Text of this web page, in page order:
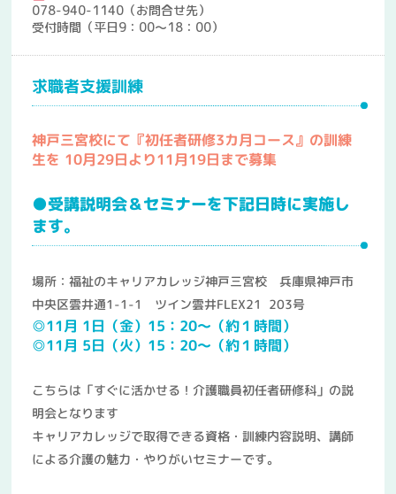
078-940-1140（お問合せ先）
受付時間（平日9：00～18：00）
求職者支援訓練
神戸三宮校にて『初任者研修3カ月コース』の訓練
生を 10月29日より11月19日まで募集
●受講説明会＆セミナーを下記日時に実施し
ます。
場所：福祉のキャリアカレッジ神戸三宮校 兵庫県神戸市
中央区雲井通1-1-1 ツイン雲井FLEX21 203号
◎11月 1日（金）15：20～（約１時間）
◎11月 5日（火）15：20～（約１時間）
こちらは「すぐに活かせる！介護職員初任者研修科」の説
明会となります
キャリアカレッジで取得できる資格・訓練内容説明、講師
による介護の魅力・やりがいセミナーです。